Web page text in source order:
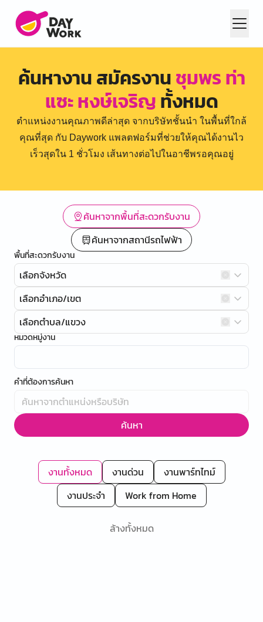
ค้นหางาน สมัครงานชุมพร ท่า
แซะ หงษ์เจริญทั้งหมด
ตำแหน่งงานคุณภาพดีล่าสุด จากบริษัทชั้นนำ ในพื้นที่ใกล้
คุณที่สุด กับ Daywork แพลตฟอร์มที่ช่วยให้คุณได้งานไว
เร็วสุดใน 1 ชั่วโมง เส้นทางต่อไปในอาชีพรอคุณอยู่
ค้นหาจากพื้นที่สะดวกรับงาน
ค้นหาจากสถานีรถไฟฟ้า
พื้นที่สะดวกรับงาน
เลือกจังหวัด
เลือกอำเภอ/เขต
เลือกตำบล/แขวง
หมวดหมู่งาน
คำที่ต้องการค้นหา
ค้นหา
งานทั้งหมด งานด่วน
งานพาร์ทไทม์
งานประจำ
Work from Home
ล้างทั้งหมด